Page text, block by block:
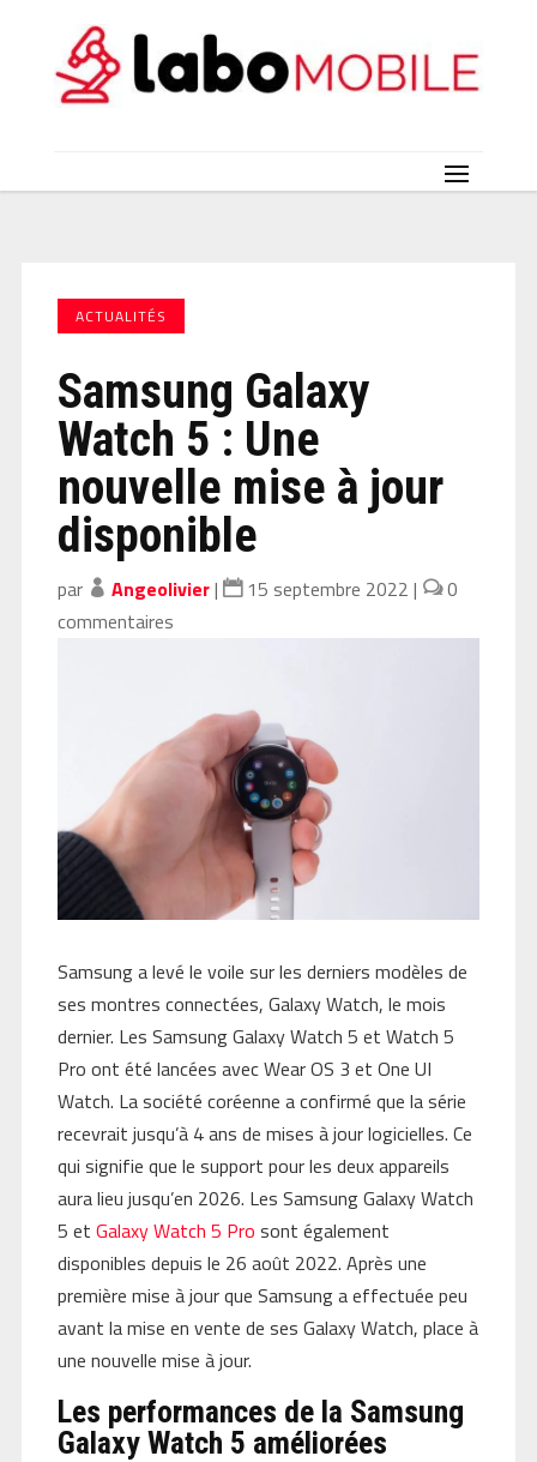
ACTUALITÉS
Samsung Galaxy
Watch 5 : Une
nouvelle mise à jour
disponible
par Angeolivier| 15 septembre 2022 |
0
commentaires
Samsung a levé le voile sur les derniers modèles de
ses montres connectées, Galaxy Watch, le mois
dernier. Les Samsung Galaxy Watch 5 et Watch 5
Pro ont été lancées avec Wear OS 3 et One UI
Watch. La société coréenne a confirmé que la série
recevrait jusqu’à 4 ans de mises à jour logicielles. Ce
qui signifie que le support pour les deux appareils
aura lieu jusqu’en 2026. Les Samsung Galaxy Watch
5 et Galaxy Watch 5 Pro sont également
disponibles depuis le 26 août 2022. Après une
première mise à jour que Samsung a effectuée peu
avant la mise en vente de ses Galaxy Watch, place à
une nouvelle mise à jour.
Les performances de la Samsung
Galaxy Watch 5 améliorées